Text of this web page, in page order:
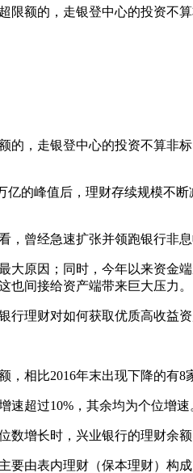
限额的，走银登中心的投资不
，走银登中心的投资不算非
峰值后，理财存续规模不断
曾经急速扩张并领跑银行非息
原因；同时，今年以来资金
也间接给资产端带来巨大压力。
理财对如何获取优质高收益资
相比2016年末出现下降的有8
速超过10%，其余均为个位增速
增长时，兴业银行的理财余额
由表内理财（保本理财）构